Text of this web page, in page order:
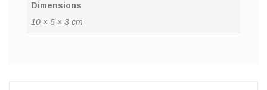
Dimensions
10 × 6 × 3 cm